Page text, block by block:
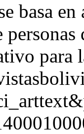
basa en
para